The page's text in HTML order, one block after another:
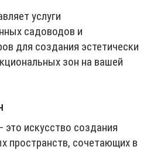
услуги
садоводов и
для создания эстетически
зон на вашей
искусство создания
пространств, сочетающих в